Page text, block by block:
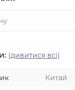
(дивитися всі)
Китай